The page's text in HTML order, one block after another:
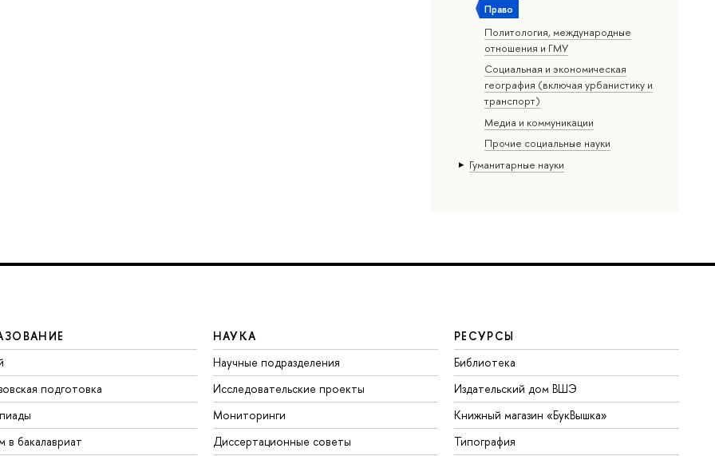
Право
Политология, международные
отношения и ГМУ
Социальная и экономическая
география (включая урбанистику и
транспорт)
Медиа и коммуникации
Прочие социальные науки
Гуманитарные науки
подготовка
в бакалавриат
НАУКА
Научные подразделения
Исследовательские проекты
Мониторинги
Диссертационные советы
РЕСУРСЫ
Библиотека
Издательский дом ВШЭ
Книжный магазин «БукВышка»
Типография